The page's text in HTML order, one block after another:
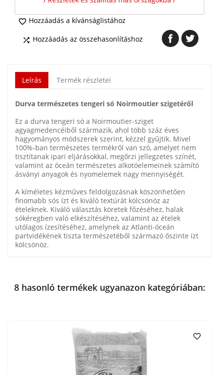
 Hozzáadás a kívánságlistához
 Hozzáadás az összehasonlításhoz
Leírás Termék részletei
Durva természetes tengeri só Noirmoutier szigetéről
Ez a durva tengeri só a Noirmoutier-sziget
agyagmedencéiből származik, ahol több száz éves
hagyományos módszerek szerint, kézzel gyűjtik. Mivel
100%-ban természetes termékről van szó, amelyet nem
tisztítanak ipari eljárásokkal, megőrzi jellegzetes színét,
valamint az óceán természetes alkotóelemeinek számító
ásványi anyagok és nyomelemek nagy mennyiségét.
A kíméletes kézműves feldolgozásnak köszönhetően
finomabb sós ízt és kiváló textúrát kölcsönöz az
ételeknek. Kiváló választás köretek főzéséhez, halak
sókéregben való elkészítéséhez, valamint az ételek
utólagos ízesítéséhez, amelynek az Atlanti-óceán
partvidékének tiszta természetéből származó őszinte ízt
kölcsönöz.
8 hasonló termékek ugyanazon kategóriában:
